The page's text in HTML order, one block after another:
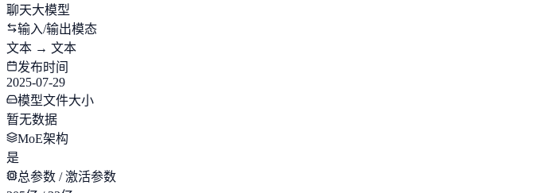
聊天大模型
输入/输出模态
文本 → 文本
发布时间
2025-07-29
模型文件大小
暂无数据
MoE架构
是
总参数 / 激活参数